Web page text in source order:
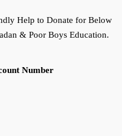
Help to Donate for Below
& Poor Boys Education.
Number